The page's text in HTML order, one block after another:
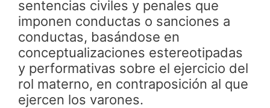
sentencias civiles y penales que
imponen conductas o sanciones a
conductas, basándose en
conceptualizaciones estereotipadas
y performativas sobre el ejercicio del
rol materno, en contraposición al que
ejercen los varones.